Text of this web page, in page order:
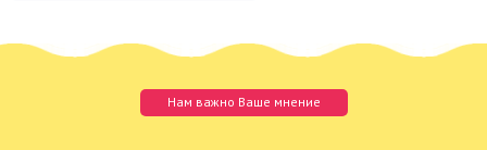
Нам важно Ваше мнение